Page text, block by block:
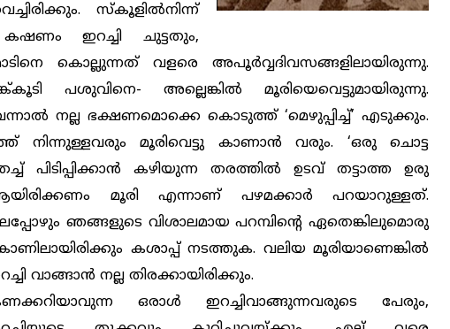
സ്‌കൂളില്‍നിന്ന്
ഇറച്ചി ചുട്ടതും,
കൊല്ലുന്നത് വളരെ അപൂര്‍വ്വദിവസങ്ങളിലായിരുന്നു.
പശുവിനെ- അല്ലെങ്കില്‍ മൂരിയെവെട്ടുമായിരുന്നു.
നല്ല ഭക്ഷണമൊക്കെ കൊടുത്ത് ‘മെഴുപ്പിച്ച്’ എടുക്കും.
നിന്നുള്ളവരും മൂരിവെട്ടു കാണാന്‍ വരും. ‘ഒരു ചൊട്ട
പിടിപ്പിക്കാന്‍ കഴിയുന്ന തരത്തില്‍ ഉടവ് തട്ടാത്ത ഉരു
മൂരി എന്നാണ് പഴമക്കാര്‍ പറയാറുള്ളത്.
ഞങ്ങളുടെ വിശാലമായ പറമ്പിന്റെ ഏതെങ്കിലുമൊരു
കശാപ്പ് നടത്തുക. വലിയ മൂരിയാണെങ്കില്‍
വാങ്ങാന്‍ നല്ല തിരക്കായിരിക്കും.
ഒരാള്‍ ഇറച്ചിവാങ്ങുന്നവരുടെ പേരും,